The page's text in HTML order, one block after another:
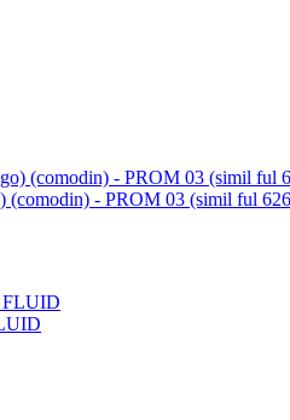
(comodin) - PROM 03 (simil ful